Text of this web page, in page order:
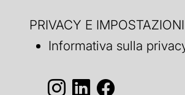
PRIVACY E IMPOSTAZIONI
Informativa sulla